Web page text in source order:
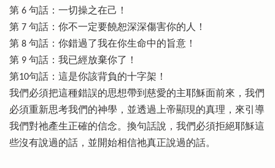
第 6 句話：一切操之在己！
第 7 句話：你不一定要饒恕深深傷害你的人！
第 8 句話：你錯過了我在你生命中的旨意！
第 9 句話：我已經放棄你了！
第10句話：這是你該背負的十字架！
我們必須把這種錯誤的思想帶到慈愛的主耶穌面前來，我們
必須重新思考我們的神學，並透過上帝顯現的真理，來引導
我們對祂產生正確的信念。換句話說，我們必須拒絕耶穌這
些沒有說過的話，並開始相信祂真正說過的話。